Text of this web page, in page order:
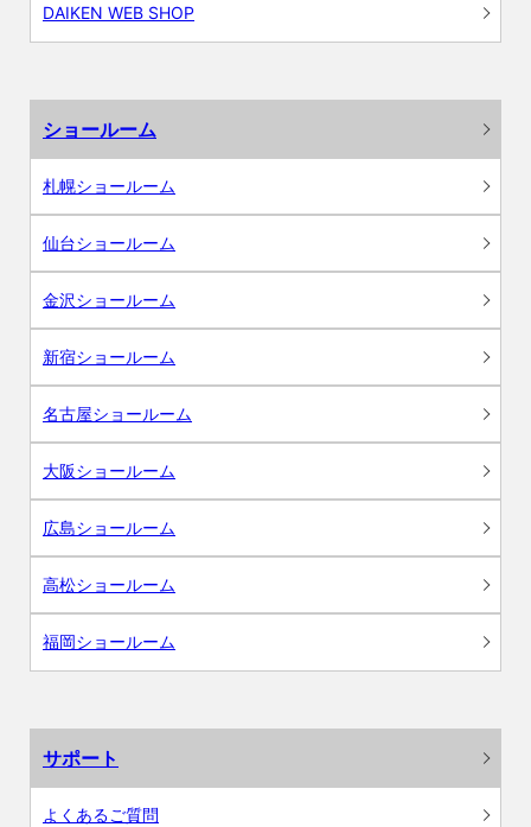
DAIKEN WEB SHOP
ショールーム
札幌ショールーム
仙台ショールーム
金沢ショールーム
新宿ショールーム
名古屋ショールーム
大阪ショールーム
広島ショールーム
高松ショールーム
福岡ショールーム
サポート
よくあるご質問